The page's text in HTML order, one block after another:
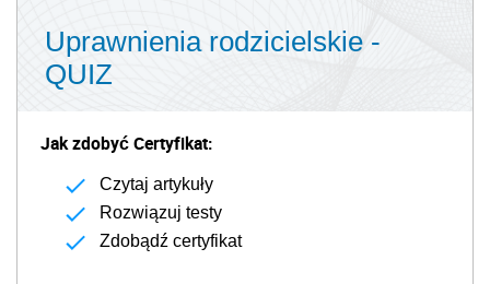
Uprawnienia rodzicielskie -
QUIZ
Jak zdobyć Certyfikat:
Czytaj artykuły
Rozwiązuj testy
Zdobądź certyfikat